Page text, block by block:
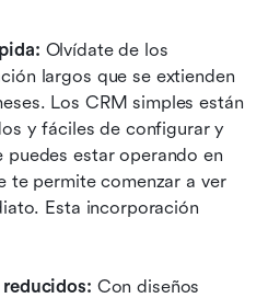
Olvídate de los
largos que se extienden
Los CRM simples están
y fáciles de configurar y
puedes estar operando en
te permite comenzar a ver
Esta incorporación
Con diseños